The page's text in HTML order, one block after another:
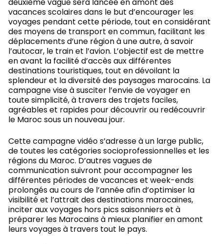
vacances scolaires dans le but d’encourager les
voyages pendant cette période, tout en considérant
des moyens de transport en commun, facilitant les
déplacements d’une région à une autre, à savoir
l’autocar, le train et l’avion. L’objectif est de mettre
en avant la facilité d’accès aux différentes
destinations touristiques, tout en dévoilant la
splendeur et la diversité des paysages marocains. La
campagne vise à susciter l’envie de voyager en
toute simplicité, à travers des trajets faciles,
agréables et rapides pour découvrir ou redécouvrir
le Maroc sous un nouveau jour.
Cette campagne vidéo s’adresse à un large public,
de toutes les catégories socioprofessionnelles et les
régions du Maroc. D’autres vagues de
communication suivront pour accompagner les
différentes périodes de vacances et week-ends
prolongés au cours de l’année afin d’optimiser la
visibilité et l’attrait des destinations marocaines,
inciter aux voyages hors pics saisonniers et à
préparer les Marocains à mieux planifier en amont
leurs voyages à travers tout le pays.